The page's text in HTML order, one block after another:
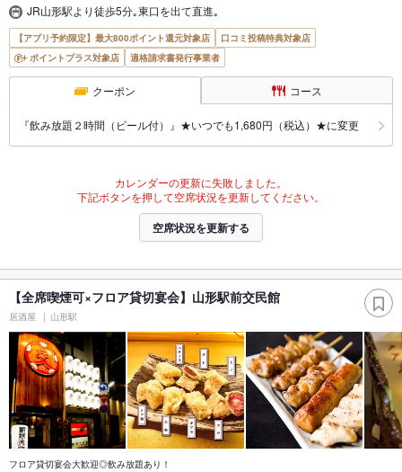
JR山形駅より徒歩5分｡東口を出て直進｡
【アプリ予約限定】最大800ポイント還元対象店
口コミ投稿特典対象店
ポイントプラス対象店
適格請求書発行事業者
クーポン コース
『飲み放題２時間（ビール付）』★いつでも1,680円（税込）★に変更
カレンダーの更新に失敗しました。
下記ボタンを押して空席状況を更新してください。
空席状況を更新する
【全席喫煙可×フロア貸切宴会】山形駅前交民館
居酒屋 山形駅
フロア貸切宴会大歓迎◎飲み放題あり！